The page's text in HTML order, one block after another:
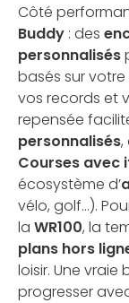
Côté
Buddy : des
personnalisés
basés sur
vos records et
repensée
personnalisés,
Courses avec
écosystème d’
vélo, golf…).
la WR100, la
plans hors
loisir. Une
progresser